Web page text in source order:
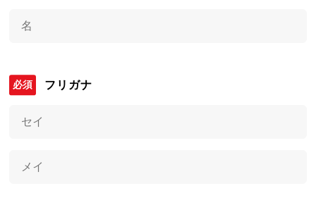
フリガナ